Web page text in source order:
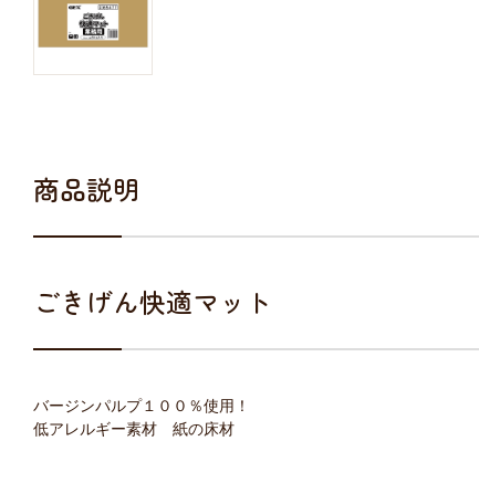
商品説明
ごきげん快適マット
バージンパルプ１００％使用！
低アレルギー素材 紙の床材